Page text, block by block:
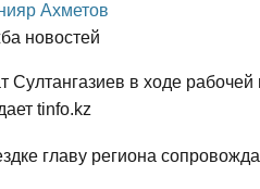
Ахметов
новостей
Султангазиев в ходе
tinfo.kz
главу региона